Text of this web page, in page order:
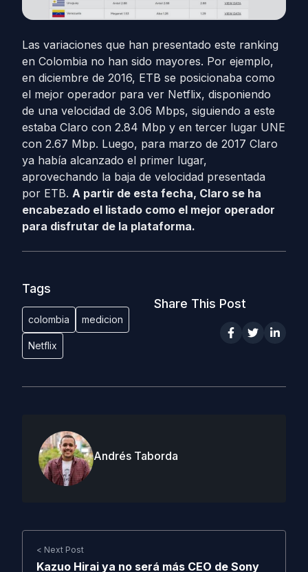
Las variaciones que han presentado este ranking
en Colombia no han sido mayores. Por ejemplo,
en diciembre de 2016, ETB se posicionaba como
el mejor operador para ver Netflix, disponiendo
de una velocidad de 3.06 Mbps, siguiendo a este
estaba Claro con 2.84 Mbp y en tercer lugar UNE
con 2.67 Mbp. Luego, para marzo de 2017 Claro
ya había alcanzado el primer lugar,
aprovechando la baja de velocidad presentada
por ETB. A partir de esta fecha, Claro se ha
encabezado el listado como el mejor operador
para disfrutar de la plataforma.
Tags
colombia medicion
Netflix
Share This Post
Andrés Taborda
< Next Post
Kazuo Hirai ya no será más CEO de Sony